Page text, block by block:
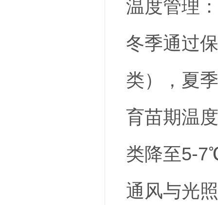
温度管理
冬季通过
类），夏
育苗期温
类降至5-
通风与光